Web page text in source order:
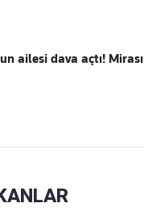
ailesi dava açtı! Mirası